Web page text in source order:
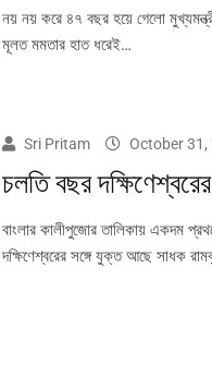
নয় নয় করে ৪৭ বছর হয়ে গেলো
মূলত মমতার হাত ধরেই…
Sri Pritam October 31,
চলতি বছর
বাংলার কালীপুজোর তালিকায় একদম
দক্ষিণেশ্বরের সঙ্গে যুক্ত আছে সাধক